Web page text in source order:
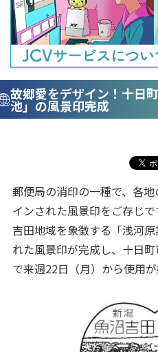
故郷愛をデザイン！十日
池」の風景印完成
郵便局の消印の一種で、各
インされた風景印をご存じ
吉田地域を象徴する「浅河
れた風景印が完成し、十日
で来週22日（月）から使用が